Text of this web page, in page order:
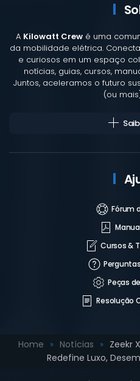
A Kilowatt Crewé uma
da mobilidade elétrica.
e curiosos em um espaço
notícias, guias, cursos,
Juntos, aceleramos o futuro
(ou
Fórum
Cursos &
Peças
Resolução
Home Notícias
Zeekr
Redefine Luxo,